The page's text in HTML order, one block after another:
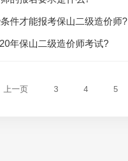
件才能报考保山二级造价师?
年保山二级造价师考试?
上一页 3 4 5